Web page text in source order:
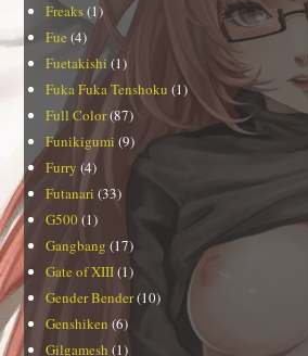
Freaks(1)
Fue (4)
Fuetakishi (1)
Fuka Fuka Tenshoku (1)
Full Color(87)
Funikigumi (9)
Furry (4)
Futanari (33)
G500(1)
Gangbang (17)
Gate of XIII(1)
Gender Bender(10)
Genshiken (6)
Gilgamesh (1)